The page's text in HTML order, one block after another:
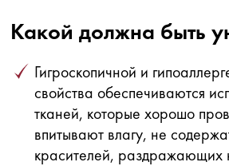
Какой должна быть
Гигроскопичной и
свойства обеспечиваются
тканей, которые хорошо
впитывают влагу, не
красителей, раздражающих